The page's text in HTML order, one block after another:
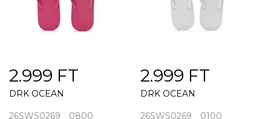
2.999 FT
DRK OCEAN
26SWS0269__0800
2.999 FT
DRK OCEAN
26SWS0269__0100